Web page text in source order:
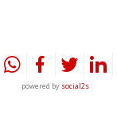
powered by social2s